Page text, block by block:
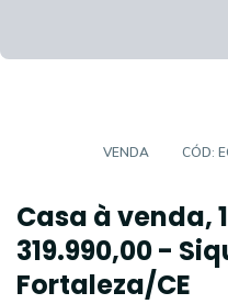
VENDA CÓD:
Casa à venda,
319.990,00 -
Fortaleza/CE